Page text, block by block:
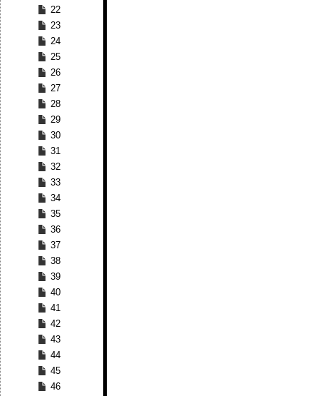
22
23
24
25
26
27
28
29
30
31
32
33
34
35
36
37
38
39
40
41
42
43
44
45
46